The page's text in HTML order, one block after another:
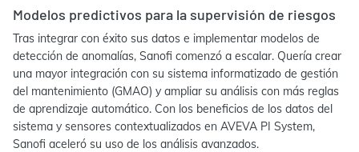
Modelos predictivos para la supervisión de riesgos
Tras integrar con éxito sus datos e implementar modelos de
detección de anomalías, Sanofi comenzó a escalar. Quería crear
una mayor integración con su sistema informatizado de gestión
del mantenimiento (GMAO) y ampliar su análisis con más reglas
de aprendizaje automático. Con los beneficios de los datos del
sistema y sensores contextualizados en AVEVA PI System,
Sanofi aceleró su uso de los análisis avanzados.